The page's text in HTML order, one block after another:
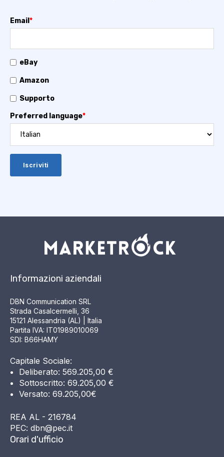
Email *
eBay
Amazon
Supporto
Preferred language*
Informazioni aziendali
DBN Communication SRL
Strada Casalcermelli, 36
15121 Alessandria (AL) | Italia
Partita IVA: IT01989010069
SDI: B66HAMY
Capitale Sociale:
Deliberato: 569.205,00 €
Sottoscritto: 69.205,00 €
Versato: 69.205,00€
REA AL - 216784
PEC: dbn@pec.it
Orari d'ufficio